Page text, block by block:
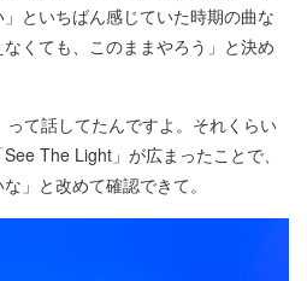
といちばん感じていた時期の曲な
くても、このままやろう」と決め
って話してたんですよ。それくらい
The Light」が広まったことで、
」と改めて確認できて。